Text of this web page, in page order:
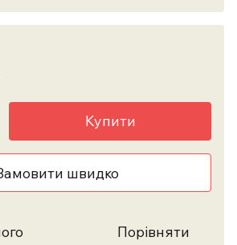
Купити
швидко
Порівняти